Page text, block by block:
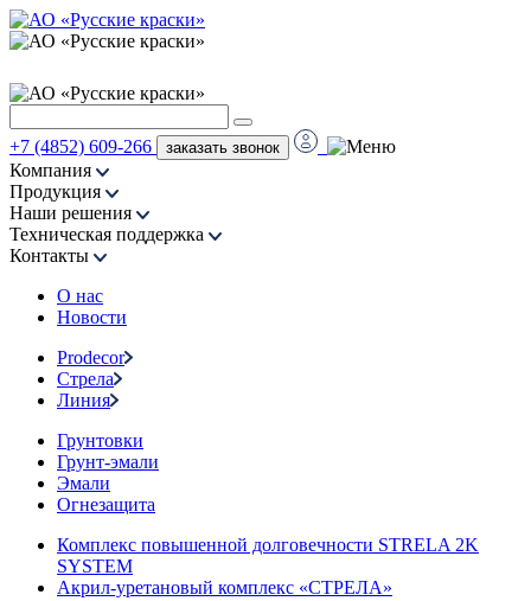
+7 (4852) 609-266 заказать звонок
Компания
Продукция
Наши решения
Техническая поддержка
Контакты
О нас
Новости
Prodecor
Стрела
Линия
Грунтовки
Грунт-эмали
Эмали
Огнезащита
Комплекс повышенной долговечности STRELA 2K
SYSTEM
Акрил-уретановый комплекс «СТРЕЛА»